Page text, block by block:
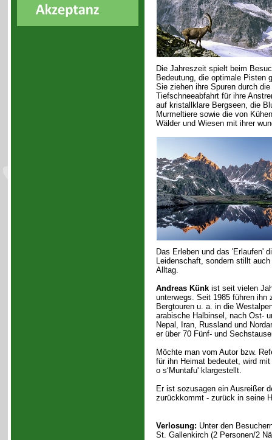
Die Jahreszeit spielt beim
Bedeutung, die optimale Pisten
Sie ziehen ihre Spuren durch
Tiefschneeabfahrt für ihre
auf kristallklare Bergseen, die
Murmeltiere sowie die von
Wälder und Wiesen mit ihrer
Das Erleben und das 'Erlaufen'
Leidenschaft, sondern stillt
Alltag.
Andreas Künkist seit vielen
unterwegs. Seit 1985 führen ihn
Bergtouren u. a. in die
arabische Halbinsel, nach Ost-
Nepal, Iran, Russland und
er über 70 Fünf- und
Möchte man vom Autor bzw.
für ihn Heimat bedeutet, wird
o s‘Muntafu' klargestellt.
Er ist sozusagen ein Ausreißer
zurückkommt - zurück in seine
Verlosung: Unter den
St. Gallenkirch (2 Personen/2